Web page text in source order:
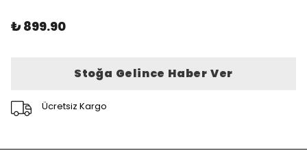
₺ 899.90
Stoğa Gelince Haber Ver
Ücretsiz Kargo